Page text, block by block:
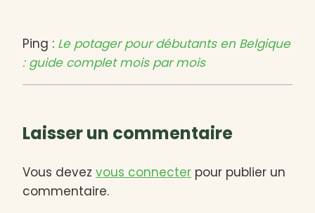
Ping : Le potager pour débutants en Belgique
: guide complet mois par mois
Laisser un commentaire
Vous devez vous connecter pour publier un
commentaire.